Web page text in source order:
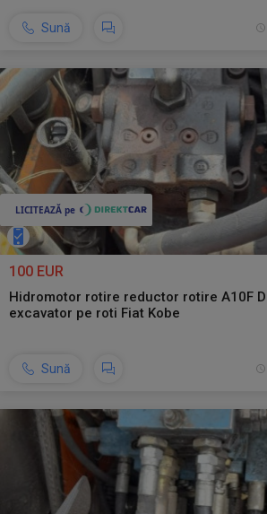
Sună
100 EUR
Hidromotor rotire reductor rotire A10F
excavator pe roti Fiat Kobe
Sună